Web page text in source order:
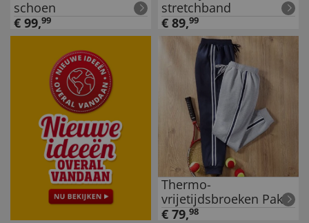
schoen
€ 99,99
stretchband
€ 89,99
Thermo-
vrijetijdsbroeken Pak
van 2
€ 79,98